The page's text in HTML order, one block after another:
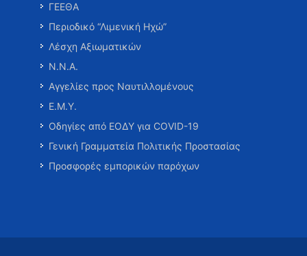
ΓΕΕΘΑ
Περιοδικό “Λιμενική Ηχώ”
Λέσχη Αξιωματικών
Ν.Ν.Α.
Αγγελίες προς Ναυτιλλομένους
Ε.Μ.Υ.
Οδηγίες από ΕΟΔΥ για COVID-19
Γενική Γραμματεία Πολιτικής Προστασίας
Προσφορές εμπορικών παρόχων